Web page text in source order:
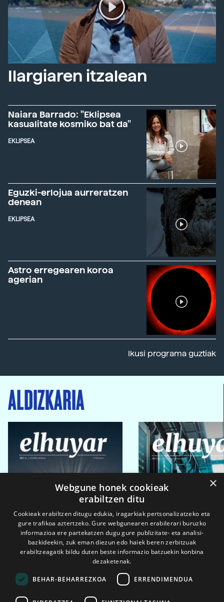
Ilargiaren itzalean
Naiara Barrado: "Eklipsea
kasualitate kosmiko bat da"
EKLIPSEA
Eguzki-erlojua aurreratzen
denean
EKLIPSEA
Astro erregearen koroa
agerian
Ikusi programa guztiak
ALDIZKARIA
×
Webgune honek cookieak
erabiltzen ditu
Cookieak erabiltzen ditugu edukia, iragarkiak pertsonalizatzeko eta
gure trafikoa aztertzeko. Gure webgunearen erabilerari buruzko
informazioa ere partekatzen dugu gure publizitate- eta analisi-
bazkideekin, zuk eman diezun edo haiek beren zerbitzuak
erabiltzeagatik bildu duten beste informazio batzuekin konbina
dezaketenak.
BEHAR-BEHARREZKOA ERRENDIMENDUA